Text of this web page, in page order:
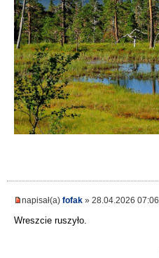
napisał(a) fofak » 28.04.2026 07:06
Wreszcie ruszyło.